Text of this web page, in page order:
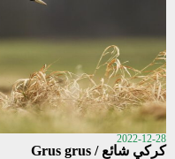
2022-12-28
كركي شائع / Grus grus